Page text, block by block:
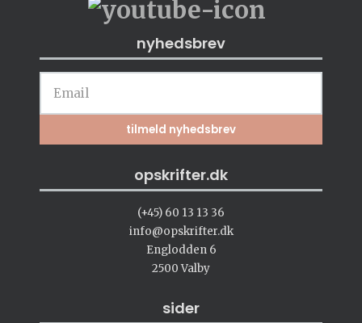
nyhedsbrev
opskrifter.dk
(+45) 60 13 13 36
info@opskrifter.dk
Englodden 6
2500 Valby
sider